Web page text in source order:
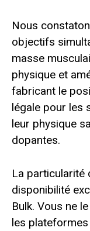
Nous
objectifs
masse
physique et
fabricant le
légale pour les
leur physique
dopantes.
La particularité
disponibilité
Bulk. Vous ne
les